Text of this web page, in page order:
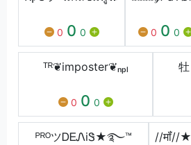
0 0 0 0 0 0
ᵀᴿ❦imposter❦ₙₚₗ
0 0 0
ᴾᴿᴼツᎠᎬᏁiᏕ★࿐™ //मॉं//